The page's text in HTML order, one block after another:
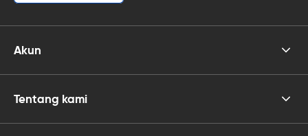
Akun
Tentang kami